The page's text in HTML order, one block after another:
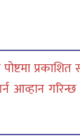
आव्हान